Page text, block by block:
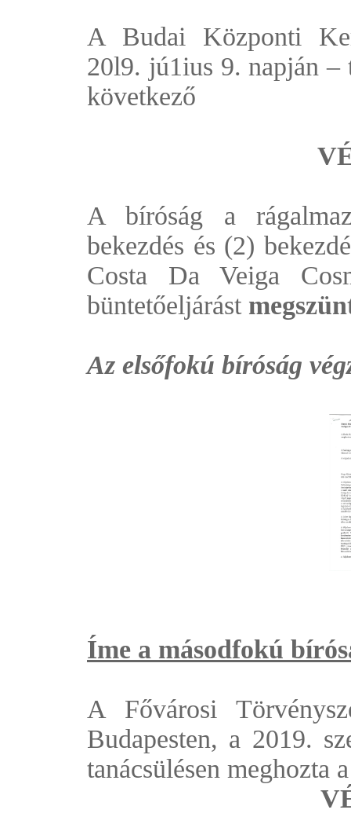
A Budai Központi
20l9. jú1ius 9. napján –
következő
A bíróság a
bekezdés és (2)
Costa Da Veiga
büntetőeljárást
Az elsőfokú bíróság
Íme a másodfokú
A Fővárosi
Budapesten, a 2019.
tanácsülésen meghozta